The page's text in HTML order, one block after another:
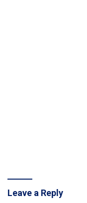
Leave a Reply